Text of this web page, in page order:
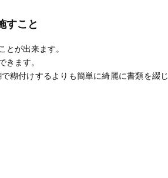
すこと
とが出来ます。
きます。
糊付けするよりも簡単に綺麗に書類を綴じ